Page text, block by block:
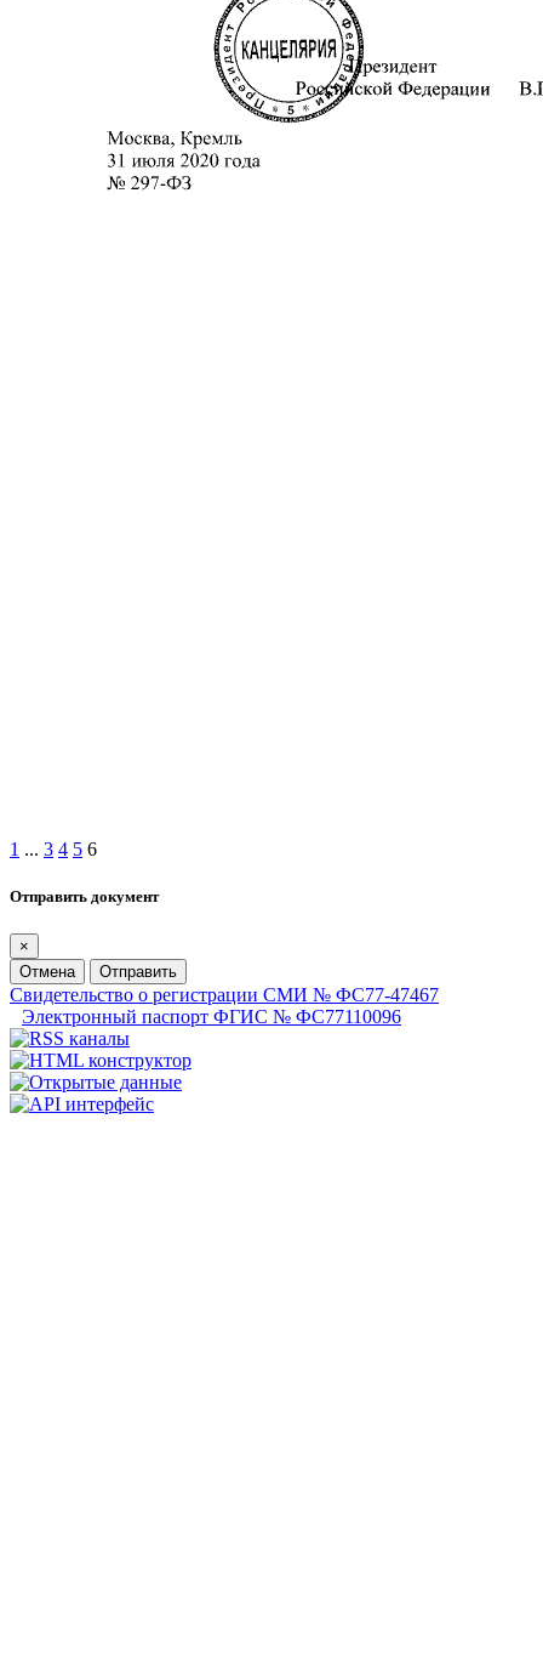
1 ... 3 4 5 6
Отправить документ
×
Отмена
Отправить
Свидетельство о регистрации СМИ № ФС77-47467
Электронный паспорт ФГИС № ФС77110096